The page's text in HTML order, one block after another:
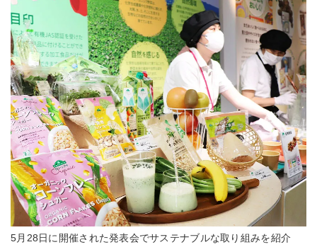
5月28日に開催された発表会でサステナブルな取り組みを紹介